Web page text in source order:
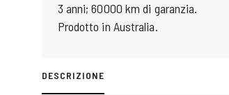
3 anni; 60000 km di garanzia.
Prodotto in Australia.
DESCRIZIONE